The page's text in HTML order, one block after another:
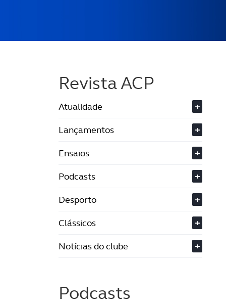
Revista ACP
Atualidade
+
Lançamentos
+
Ensaios
+
Podcasts
+
Desporto
+
Clássicos
+
Notícias do clube
+
Podcasts